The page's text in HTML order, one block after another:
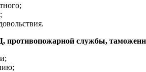
противопожарной службы,